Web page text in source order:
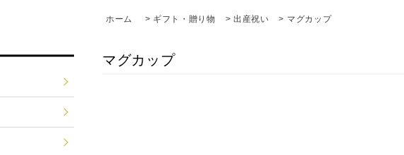
ホーム > ギフト・贈り物 > 出産祝い > マグカップ
マグカップ